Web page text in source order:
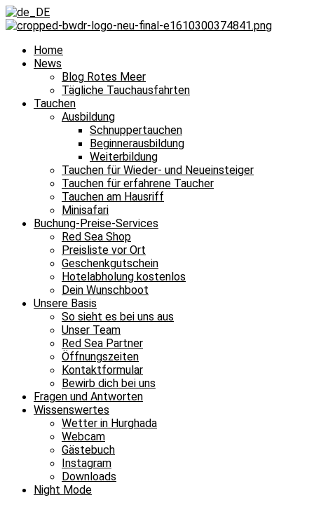
Home
News
Blog Rotes Meer
Tägliche Tauchausfahrten
Tauchen
Ausbildung
Schnuppertauchen
Beginnerausbildung
Weiterbildung
Tauchen für Wieder- und Neueinsteiger
Tauchen für erfahrene Taucher
Tauchen am Hausriff
Minisafari
Buchung-Preise-Services
Red Sea Shop
Preisliste vor Ort
Geschenkgutschein
Hotelabholung kostenlos
Dein Wunschboot
Unsere Basis
So sieht es bei uns aus
Unser Team
Red Sea Partner
Öffnungszeiten
Kontaktformular
Bewirb dich bei uns
Fragen und Antworten
Wissenswertes
Wetter in Hurghada
Webcam
Gästebuch
Instagram
Downloads
Night Mode